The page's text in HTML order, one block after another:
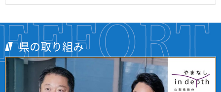
県の取り組み